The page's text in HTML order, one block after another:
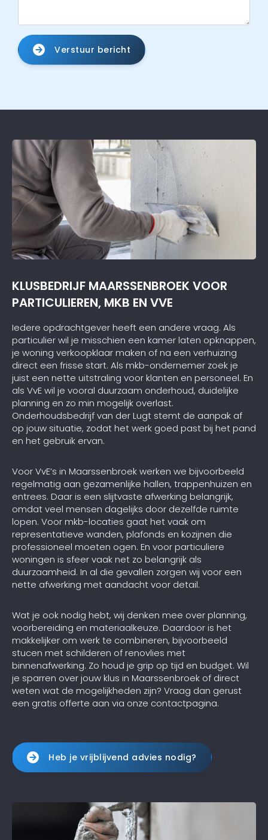
Verstuur bericht
KLUSBEDRIJF MAARSSENBROEK VOOR
PARTICULIEREN, MKB EN VVE
Iedere opdrachtgever heeft een andere vraag. Als
particulier wil je misschien een kamer laten opknappen,
je woning verkoopklaar maken of na een verhuizing
direct een frisse start. Als mkb-ondernemer zoek je
juist een nette uitstraling voor klanten en personeel. En
als VvE wil je vooral duurzaam onderhoud, duidelijke
planning en zo min mogelijk overlast.
Onderhoudsbedrijf van der Lugt stemt de aanpak af
op jouw situatie, zodat het werk goed past bij het pand
en het gebruik ervan.
Voor VvE’s in Maarssenbroek werken we bijvoorbeeld
regelmatig aan gezamenlijke hallen, trappenhuizen en
entrees. Daar is een slijtvaste afwerking belangrijk,
omdat veel mensen dagelijks door dezelfde ruimte
lopen. Voor mkb-locaties gaat het vaak om
representatieve wanden, plafonds en kozijnen die
professioneel moeten ogen. En voor particuliere
woningen is sfeer vaak net zo belangrijk als
duurzaamheid. In al die gevallen zorgen wij voor een
nette afwerking met aandacht voor detail.
Wat je ook nodig hebt, wij denken mee over planning,
voorbereiding en materiaalkeuze. Daardoor is het
makkelijker om werk te combineren, bijvoorbeeld
stucen met schilderen of renovlies met
binnenafwerking. Zo houd je grip op tijd en budget. Wil
je sparren over jouw klus in Maarssenbroek of direct
weten wat de mogelijkheden zijn? Vraag dan gerust
een gratis offerte aan via onze contactpagina.
Heb je vrijblijvend advies nodig?